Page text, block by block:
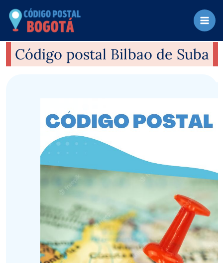
contenido
Código postal Bilbao de Suba